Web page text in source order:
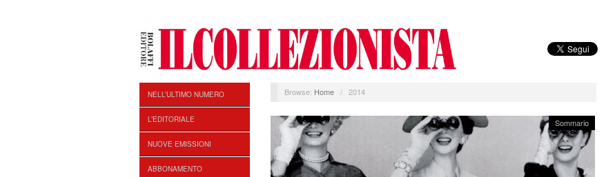
NELL’ULTIMO NUMERO
L’EDITORIALE
NUOVE EMISSIONI
ABBONAMENTO
Browse: Home / 2014
Sommario